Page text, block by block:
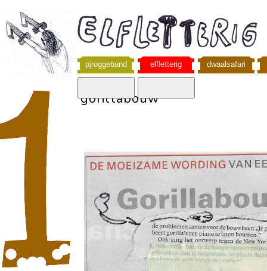
pjroggeband elfletterig dwaalsafari
gorillabouw